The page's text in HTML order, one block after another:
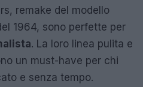
remake del modello
1964, sono perfette per
. La loro linea pulita e
un must-have per chi
e senza tempo.